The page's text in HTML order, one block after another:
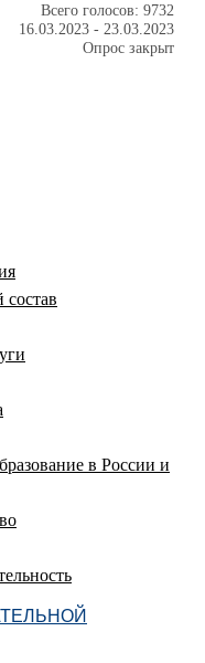
Всего голосов: 9732
16.03.2023 - 23.03.2023
Опрос закрыт
состав
в России и